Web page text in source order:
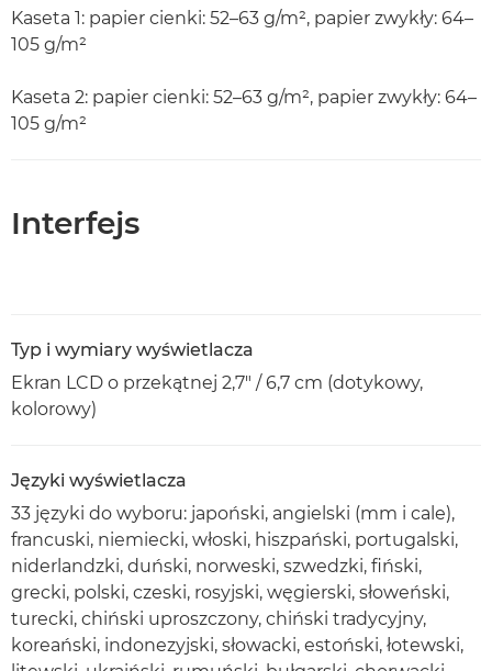
Kaseta 1: papier cienki: 52–63 g/m², papier zwykły: 64–
105 g/m²
Kaseta 2: papier cienki: 52–63 g/m², papier zwykły: 64–
105 g/m²
Interfejs
Typ i wymiary wyświetlacza
Ekran LCD o przekątnej 2,7" / 6,7 cm (dotykowy,
kolorowy)
Języki wyświetlacza
33 języki do wyboru: japoński, angielski (mm i cale),
francuski, niemiecki, włoski, hiszpański, portugalski,
niderlandzki, duński, norweski, szwedzki, fiński,
grecki, polski, czeski, rosyjski, węgierski, słoweński,
turecki, chiński uproszczony, chiński tradycyjny,
koreański, indonezyjski, słowacki, estoński, łotewski,